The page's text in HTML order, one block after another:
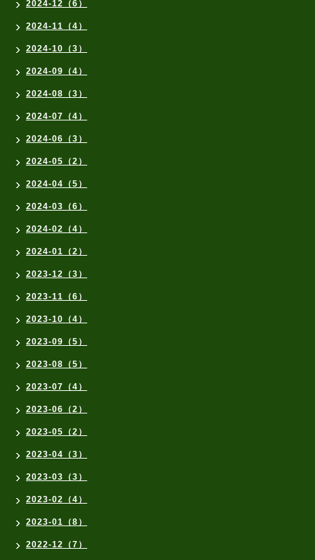
2024-12（6）
2024-11（4）
2024-10（3）
2024-09（4）
2024-08（3）
2024-07（4）
2024-06（3）
2024-05（2）
2024-04（5）
2024-03（6）
2024-02（4）
2024-01（2）
2023-12（3）
2023-11（6）
2023-10（4）
2023-09（5）
2023-08（5）
2023-07（4）
2023-06（2）
2023-05（2）
2023-04（3）
2023-03（3）
2023-02（4）
2023-01（8）
2022-12（7）